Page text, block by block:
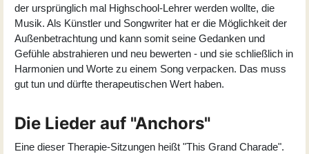
der ursprünglich mal Highschool-Lehrer werden wollte, die
Musik. Als Künstler und Songwriter hat er die Möglichkeit der
Außenbetrachtung und kann somit seine Gedanken und
Gefühle abstrahieren und neu bewerten - und sie schließlich in
Harmonien und Worte zu einem Song verpacken. Das muss
gut tun und dürfte therapeutischen Wert haben.
Die Lieder auf "Anchors"
Eine dieser Therapie-Sitzungen heißt "This Grand Charade".